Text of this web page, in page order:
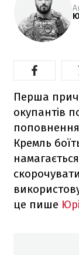
Перша
окупантів
Кремль
скорочувати
це пише